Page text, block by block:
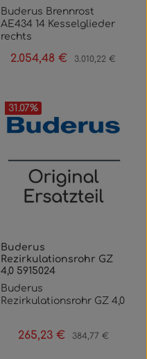
Buderus Brennrost
AE434 14 Kesselglieder
rechts
Verkaufspreis:
2.054,48 € Regulärer Preis:
3.010,22 €
31.07%
Buderus
Rezirkulationsrohr GZ
4,0 5915024
Buderus
Rezirkulationsrohr GZ 4,0
Verkaufspreis:
265,23 € Regulärer Preis:
384,77 €